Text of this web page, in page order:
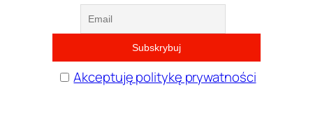
Akceptuję politykę prywatności